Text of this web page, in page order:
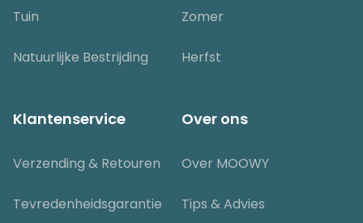
Tuin
Natuurlijke Bestrijding
Zomer
Herfst
Klantenservice
Verzending & Retouren
Tevredenheidsgarantie
Over ons
Over MOOWY
Tips & Advies